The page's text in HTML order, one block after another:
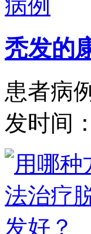
秃发的
患者病
发时间